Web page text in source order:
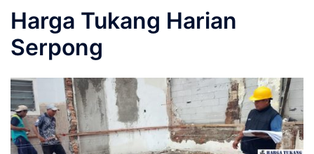
Harga Tukang Harian
Serpong